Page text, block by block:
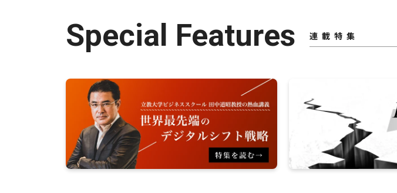
Special Features 連載特集